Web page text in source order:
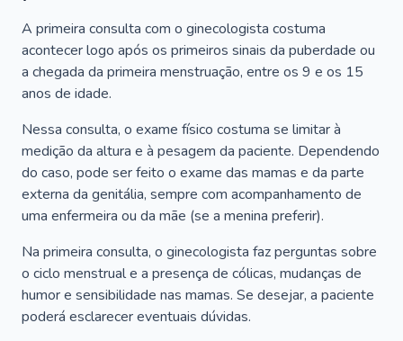
A primeira consulta com o ginecologista costuma
acontecer logo após os primeiros sinais da puberdade ou
a chegada da primeira menstruação, entre os 9 e os 15
anos de idade.
Nessa consulta, o exame físico costuma se limitar à
medição da altura e à pesagem da paciente. Dependendo
do caso, pode ser feito o exame das mamas e da parte
externa da genitália, sempre com acompanhamento de
uma enfermeira ou da mãe (se a menina preferir).
Na primeira consulta, o ginecologista faz perguntas sobre
o ciclo menstrual e a presença de cólicas, mudanças de
humor e sensibilidade nas mamas. Se desejar, a paciente
poderá esclarecer eventuais dúvidas.